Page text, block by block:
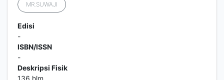
MR.SUWAJI
Edisi
-
ISBN/ISSN
-
Deskripsi Fisik
136 hlm.